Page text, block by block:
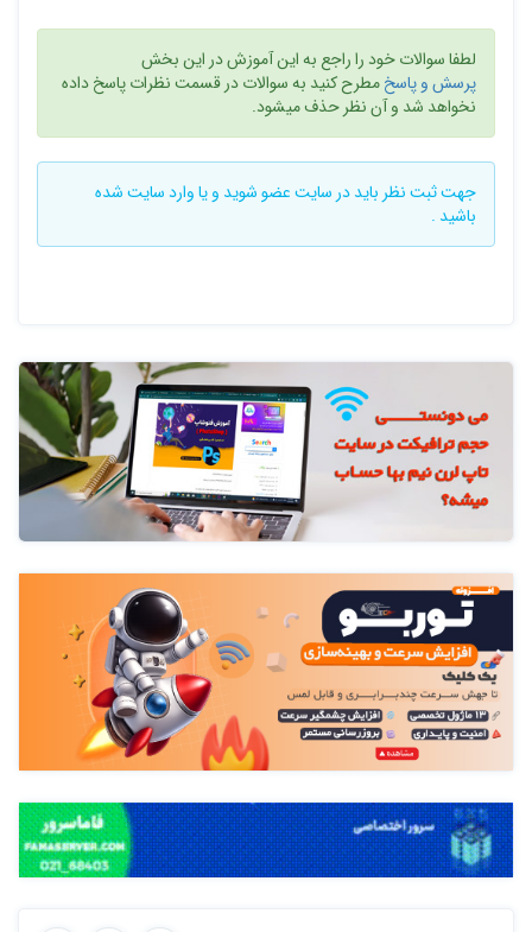
لطفا سوالات خود را راجع به این آموزش در این بخش
پرسش و پاسخمطرح کنید به سوالات در قسمت نظرات پاسخ داده
نخواهد شد و آن نظر حذف میشود.
جهت ثبت نظر باید در سایتعضو شوید و یاوارد سایتشده
باشید .